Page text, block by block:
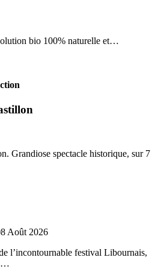
bio 100% naturelle et…
Grandiose spectacle historique, sur 7
Août 2026
l’incontournable festival Libournais,